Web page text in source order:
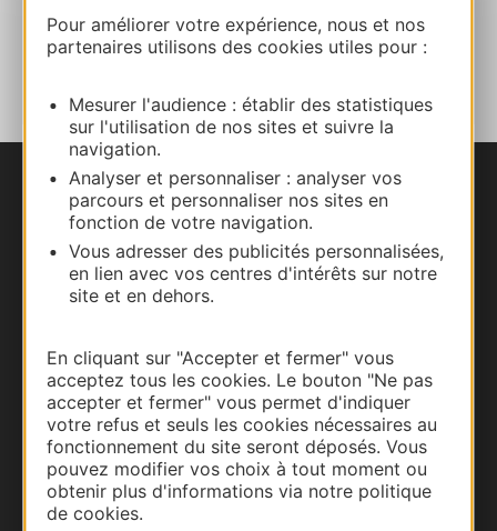
Pour améliorer votre expérience, nous et nos
partenaires utilisons des cookies utiles pour :
Mesurer l'audience : établir des statistiques
sur l'utilisation de nos sites et suivre la
navigation.
Analyser et personnaliser : analyser vos
parcours et personnaliser nos sites en
fonction de votre navigation.
Vous adresser des publicités personnalisées,
en lien avec vos centres d'intérêts sur notre
site et en dehors.
En cliquant sur "Accepter et fermer" vous
acceptez tous les cookies. Le bouton "Ne pas
accepter et fermer" vous permet d'indiquer
votre refus et seuls les cookies nécessaires au
fonctionnement du site seront déposés. Vous
pouvez modifier vos choix à tout moment ou
obtenir plus d'informations via notre politique
de cookies.
AJOUTER
AU CARNET
Nous contacter
Carte interactive
Documentation